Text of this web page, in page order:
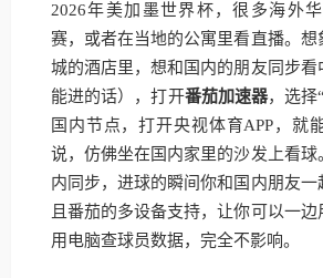
2026年美加墨世界杯，很多海外
赛，或者在当地的公寓里看直播。
城的酒店里，想和国内的朋友同步看
能进的话），打开番茄加速器，选择
国内节点，打开央视体育APP，就
说，仿佛坐在国内家里的沙发上看球
内同步，进球的瞬间你和国内朋友一
且番茄的多设备支持，让你可以一
用电脑查球员数据，完全不影响。